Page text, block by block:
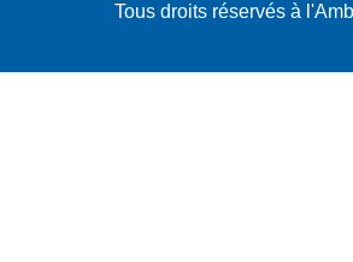
Tous droits réservés à